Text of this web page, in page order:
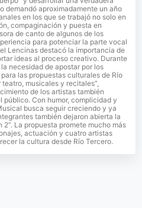
demandó aproximadamente un año
en los que se trabajó no solo en
compaginación y puesta en
de canto de algunos de los
para potenciar la parte vocal
Lencinas destacó la importancia de
ideas al proceso creativo. Durante
necesidad de apostar por los
las propuestas culturales de Río
musicales y recitales”,
de los artistas también
Con humor, complicidad y
busca seguir creciendo y ya
también dejaron abierta la
La propuesta promete mucho más
actuación y cuatro artistas
la cultura desde Río Tercero.